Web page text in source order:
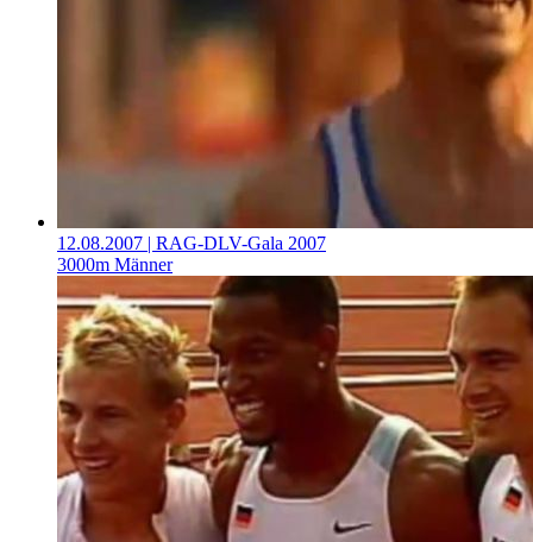
12.08.2007 | RAG-DLV-Gala 2007
3000m Männer